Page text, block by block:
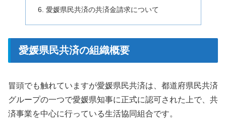
愛媛県民共済の共済金請求について
愛媛県民共済の組織概要
冒頭でも触れていますが愛媛県民共済は、都道府県民共済
グループの一つで愛媛県知事に正式に認可された上で、共
済事業を中心に行っている生活協同組合です。